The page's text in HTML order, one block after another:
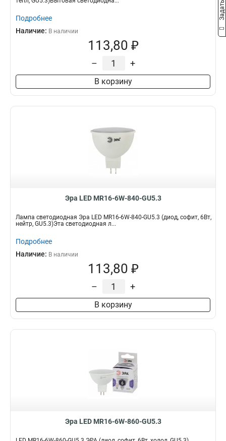
Подробнее
Наличие: В наличии
113,80 ₽
– +
В корзину
Эра LED MR16-6W-840-GU5.3
Лампа светодиодная Эра LED MR16-6W-840-GU5.3 (диод, софит, 6Вт,
нейтр, GU5.3)Эта светодиодная л...
Подробнее
Наличие: В наличии
113,80 ₽
– +
В корзину
Эра LED MR16-6W-860-GU5.3